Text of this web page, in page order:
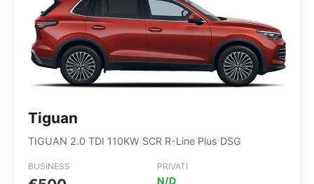
Tiguan
TIGUAN 2.0 TDI 110KW SCR R-Line Plus DSG
BUSINESS PRIVATI
N/D